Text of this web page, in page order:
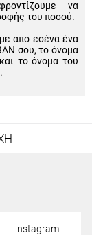
να
του ποσού.
απο εσένα ένα
σου, το όνομα
το όνομα του
instagram